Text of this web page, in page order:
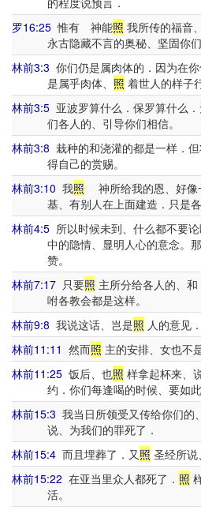
罗16:25 惟有 神能照 我所传的福音
永古隐藏不言的奥秘、坚固你们
林前3:3 你们仍是属肉体的．因为在
是属乎肉体、 照 着世人的样子
林前3:5 亚波罗算什么．保罗算什么．
们各人的、引导你们相信。
林前3:8 栽种的和浇灌的都是一样．
得自己的赏赐。
林前3:10 我照 神所给我的恩、好像
基、有别人在上面建造．只是
林前4:5 所以时候未到、什么都不要
中的隐情、显明人心的意念。
赞。
林前7:17 只要照 主所分给各人的、
咐各教会都是这样。
林前9:8 我说这话、岂是照 人的意见
林前11:11 然而照 主的安排、女也不
林前11:25 饭后、也照 样拿起杯来、
约．你们每逢喝的时候、要如
林前15:3 我当日所领受又传给你们的
说、为我们的罪死了．
林前15:4 而且埋葬了．又照 圣经所说
林前15:22 在亚当里众人都死了． 照
活。